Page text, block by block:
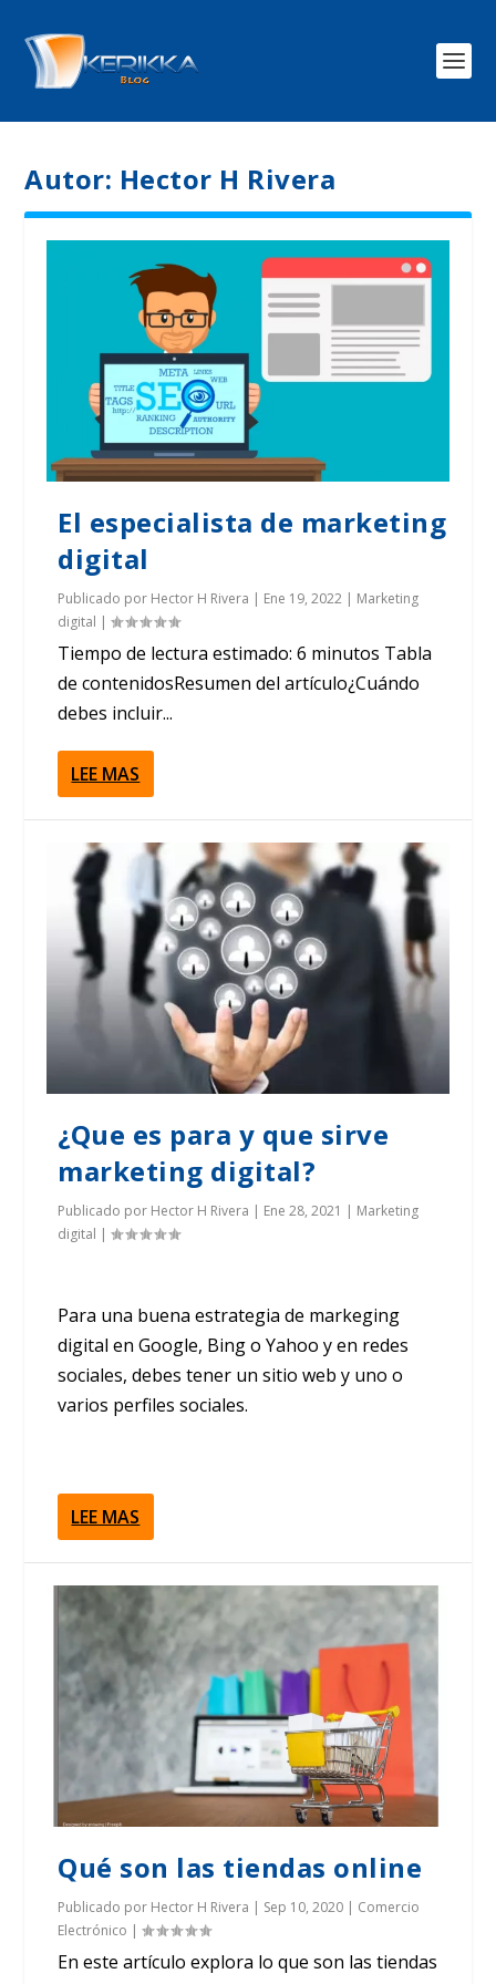
Autor: Hector H Rivera
El especialista de marketing
digital
Publicado por Hector H Rivera | Ene 19, 2022 | Marketing
digital |
Tiempo de lectura estimado: 6 minutos Tabla
de contenidosResumen del artículo¿Cuándo
debes incluir...
LEE MAS
¿Que es para y que sirve
marketing digital?
Publicado por Hector H Rivera | Ene 28, 2021 | Marketing
digital |
Para una buena estrategia de markeging
digital en Google, Bing o Yahoo y en redes
sociales, debes tener un sitio web y uno o
varios perfiles sociales.
LEE MAS
Qué son las tiendas online
Publicado por Hector H Rivera | Sep 10, 2020 | Comercio
Electrónico |
En este artículo explora lo que son las tiendas